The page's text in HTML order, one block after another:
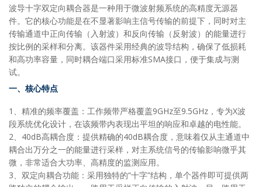
波导十字双定向耦合器是一种用于微波射频系统的高精度无源器
件。它的核心功能是在不显著影响主信号传输的前提下，同时对主
传输通道中正向传输（入射波）和反向传输（反射波）的能量进行
按比例的采样和分离。该器件采用经典的波导结构，确保了低损耗
和高功率容量，同时耦合端口采用标准SMA接口，便于集成与测
试。
一、核心特点
1、精准的频率覆盖：工作频带严格覆盖9GHz至9.5GHz，专为X波
段系统优化设计，在该频带内表现出平坦的响应和卓越的电性能。
2、40dB高耦合度：提供精确的40dB耦合度，意味着仅从主通道中
耦合出万分之一的能量进行采样，对主系统信号的传输影响微乎其
微，非常适合大功率、高精度的监测应用。
3、双定向耦合功能：采用独特的“十字”结构，单个器件即可提供两